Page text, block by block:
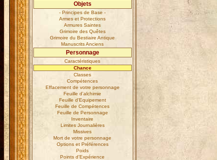
Objets
- Principes de Base -
Armes et Protections
Armures Saintes
Grimoire des Quêtes
Grimoire du Bestiaire Antique
Manuscrits Anciens
Personnage
Caractéristiques
Chance
Classes
Compétences
Effacement de votre personnage
Feuille d'alchimie
Feuille d'Equipement
Feuille de Compétences
Feuille de Personnage
Inventaire
Limites Journalières
Missives
Mort de votre personnage
Options et Préférences
Poids
Points d'Expérience